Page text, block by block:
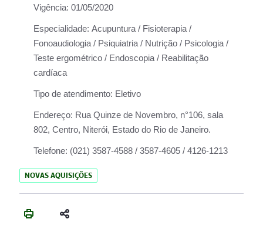
Vigência: 01/05/2020
Especialidade: Acupuntura / Fisioterapia /
Fonoaudiologia / Psiquiatria / Nutrição / Psicologia /
Teste ergométrico / Endoscopia / Reabilitação
cardíaca
Tipo de atendimento: Eletivo
Endereço: Rua Quinze de Novembro, n°106, sala
802, Centro, Niterói, Estado do Rio de Janeiro.
Telefone: (021) 3587-4588 / 3587-4605 / 4126-1213
NOVAS AQUISIÇÕES